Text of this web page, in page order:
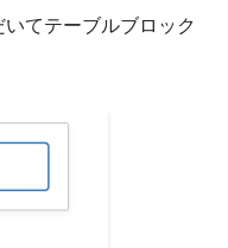
いてテーブルブロック